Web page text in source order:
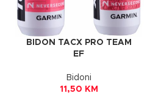
BIDON TACX PRO TEAM
EF
Bidoni
11,50 KM